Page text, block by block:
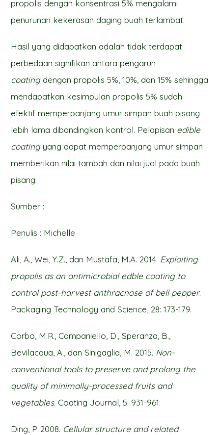
propolis dengan konsentrasi 5% mengalami
penurunan kekerasan daging buah terlambat.
Hasil yang didapatkan adalah tidak terdapat
perbedaan signifikan antara pengaruh
coatingdengan propolis 5%, 10%, dan 15% sehingga
mendapatkan kesimpulan propolis 5% sudah
efektif memperpanjang umur simpan buah pisang
lebih lama dibandingkan kontrol. Pelapisan edible
coatingyang dapat memperpanjang umur simpan
memberikan nilai tambah dan nilai jual pada buah
pisang.
Sumber :
Penulis : Michelle
Ali, A., Wei, Y.Z., dan Mustafa, M.A. 2014. Exploiting
propolis as an antimicrobial edble coating to
control post-harvest anthracnose of bell pepper.
Packaging Technology and Science, 28: 173-179.
Corbo, M.R., Campaniello, D., Speranza, B.,
Bevilacqua, A., dan Sinigaglia, M. 2015. Non-
conventional tools to preserve and prolong the
quality of minimally-processed fruits and
vegetables. Coating Journal, 5: 931-961.
Ding, P. 2008. Cellular structure and related